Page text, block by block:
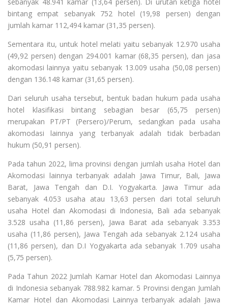
bintang empat sebanyak 752 hotel (19,98 persen) dengan
jumlah kamar 112,494 kamar (31,35 persen).
Sementara itu, untuk hotel melati yaitu sebanyak 12.970 usaha
(49,92 persen) dengan 294.001 kamar (68,35 persen), dan jasa
akomodasi lainnya yaitu sebanyak 13.009 usaha (50,08 persen)
dengan 136.148 kamar (31,65 persen).
Dari seluruh usaha tersebut, bentuk badan hukum pada usaha
hotel klasifikasi bintang sebagian besar (65,75 persen)
merupakan PT/PT (Persero)/Perum, sedangkan pada usaha
akomodasi lainnya yang terbanyak adalah tidak berbadan
hukum (50,91 persen).
Pada tahun 2022, lima provinsi dengan jumlah usaha Hotel dan
Akomodasi lainnya terbanyak adalah Jawa Timur, Bali, Jawa
Barat, Jawa Tengah dan D.I. Yogyakarta. Jawa Timur ada
sebanyak 4.053 usaha atau 13,63 persen dari total seluruh
usaha Hotel dan Akomodasi di Indonesia, Bali ada sebanyak
3.528 usaha (11,86 persen), Jawa Barat ada sebanyak 3.353
usaha (11,86 persen), Jawa Tengah ada sebanyak 2.124 usaha
(11,86 persen), dan D.I Yogyakarta ada sebanyak 1.709 usaha
(5,75 persen).
Pada Tahun 2022 Jumlah Kamar Hotel dan Akomodasi Lainnya
di Indonesia sebanyak 788.982 kamar. 5 Provinsi dengan Jumlah
Kamar Hotel dan Akomodasi Lainnya terbanyak adalah Jawa